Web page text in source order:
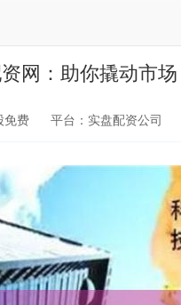
网：助你撬动市
免费 平台：实盘配资公司